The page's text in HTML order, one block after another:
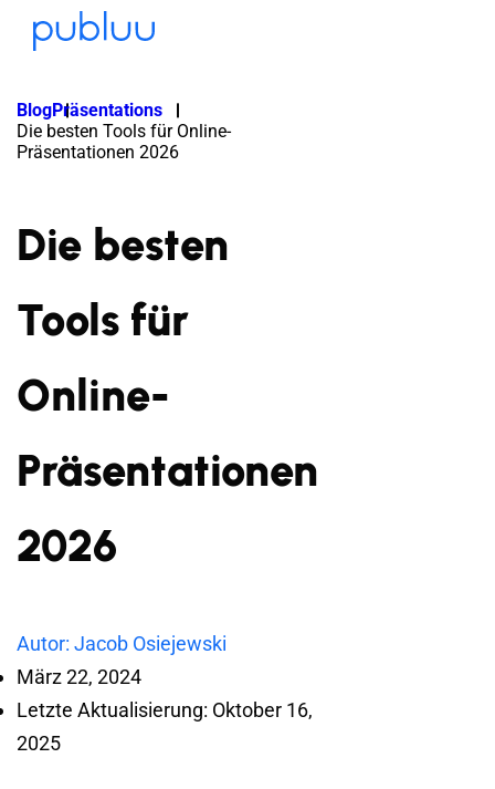
BlogPräsentations
Die besten Tools für Online-
Präsentationen 2026
Die besten
Tools für
Online-
Präsentationen
2026
Autor: Jacob Osiejewski
März 22, 2024
Letzte Aktualisierung: Oktober 16,
2025